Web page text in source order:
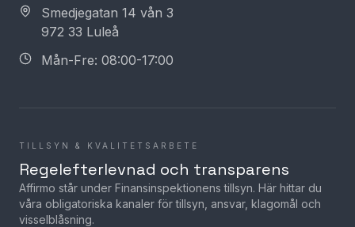
Smedjegatan 14 vån 3
972 33 Luleå
Mån-Fre: 08:00-17:00
TILLSYN & KVALITETSARBETE
Regelefterlevnad och transparens
Affirmo står under Finansinspektionens tillsyn. Här hittar du
våra obligatoriska kanaler för tillsyn, ansvar, klagomål och
visselblåsning.